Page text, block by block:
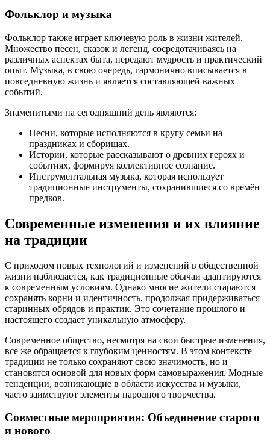
Фольклор и музыка
Фольклор также играет ключевую роль в жизни жителей.
Множество песен, сказок и легенд, сосредотачиваясь на
различных аспектах быта, передают мудрость и практический
опыт. Музыка, в свою очередь, гармонично вписывается в
повседневную жизнь и является составляющей важных
событий.
Знаменитыми на сегодняшний день являются:
Песни, которые исполняются в кругу семьи на
праздниках и сборищах.
Истории, которые рассказывают о древних героях и
событиях, формируя коллективное сознание.
Инструментальная музыка, которая использует
традиционные инструменты, сохранившиеся со времён
предков.
Современные изменения и их влияние
на традиции
С приходом новых технологий и изменений в общественной
жизни наблюдается, как традиционные обычаи адаптируются
к современным условиям. Однако многие жители стараются
сохранять корни и идентичность, продолжая придерживаться
старинных обрядов и практик. Это сочетание прошлого и
настоящего создает уникальную атмосферу.
Современное общество, несмотря на свои быстрые изменения,
все же обращается к глубоким ценностям. В этом контексте
традиции не только сохраняют свою значимость, но и
становятся основой для новых форм самовыражения. Модные
тенденции, возникающие в области искусства и музыки,
часто заимствуют элементы народного творчества.
Совместные мероприятия: Объединение старого
и нового